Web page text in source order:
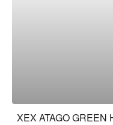
XEX ATAGO GREEN